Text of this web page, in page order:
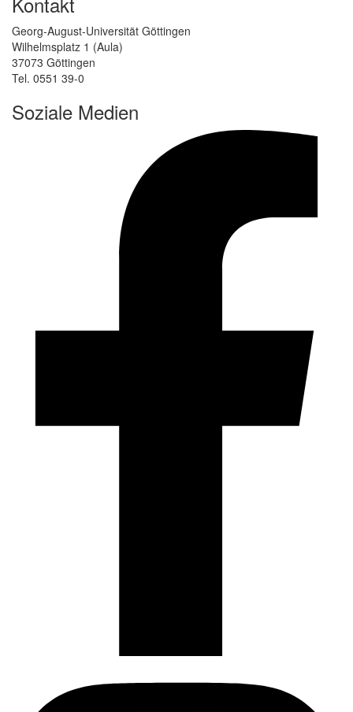
Georg-August-Universität Göttingen
Wilhelmsplatz 1 (Aula)
37073 Göttingen
Tel. 0551 39-0
Soziale Medien